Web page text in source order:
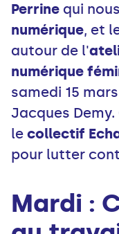
Perrine qui
numérique, et
autour de l'
numérique
samedi 15
Jacques
le collectif
pour lutter
Mardi :